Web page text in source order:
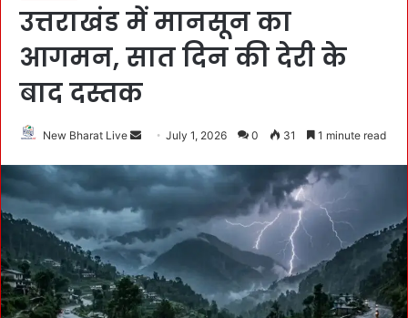
उत्तराखंड में मानसून का
आगमन, सात दिन की देरी के
बाद दस्तक
New Bharat Live
n
e
m
a
July 1, 2026 0 31 1 minute read